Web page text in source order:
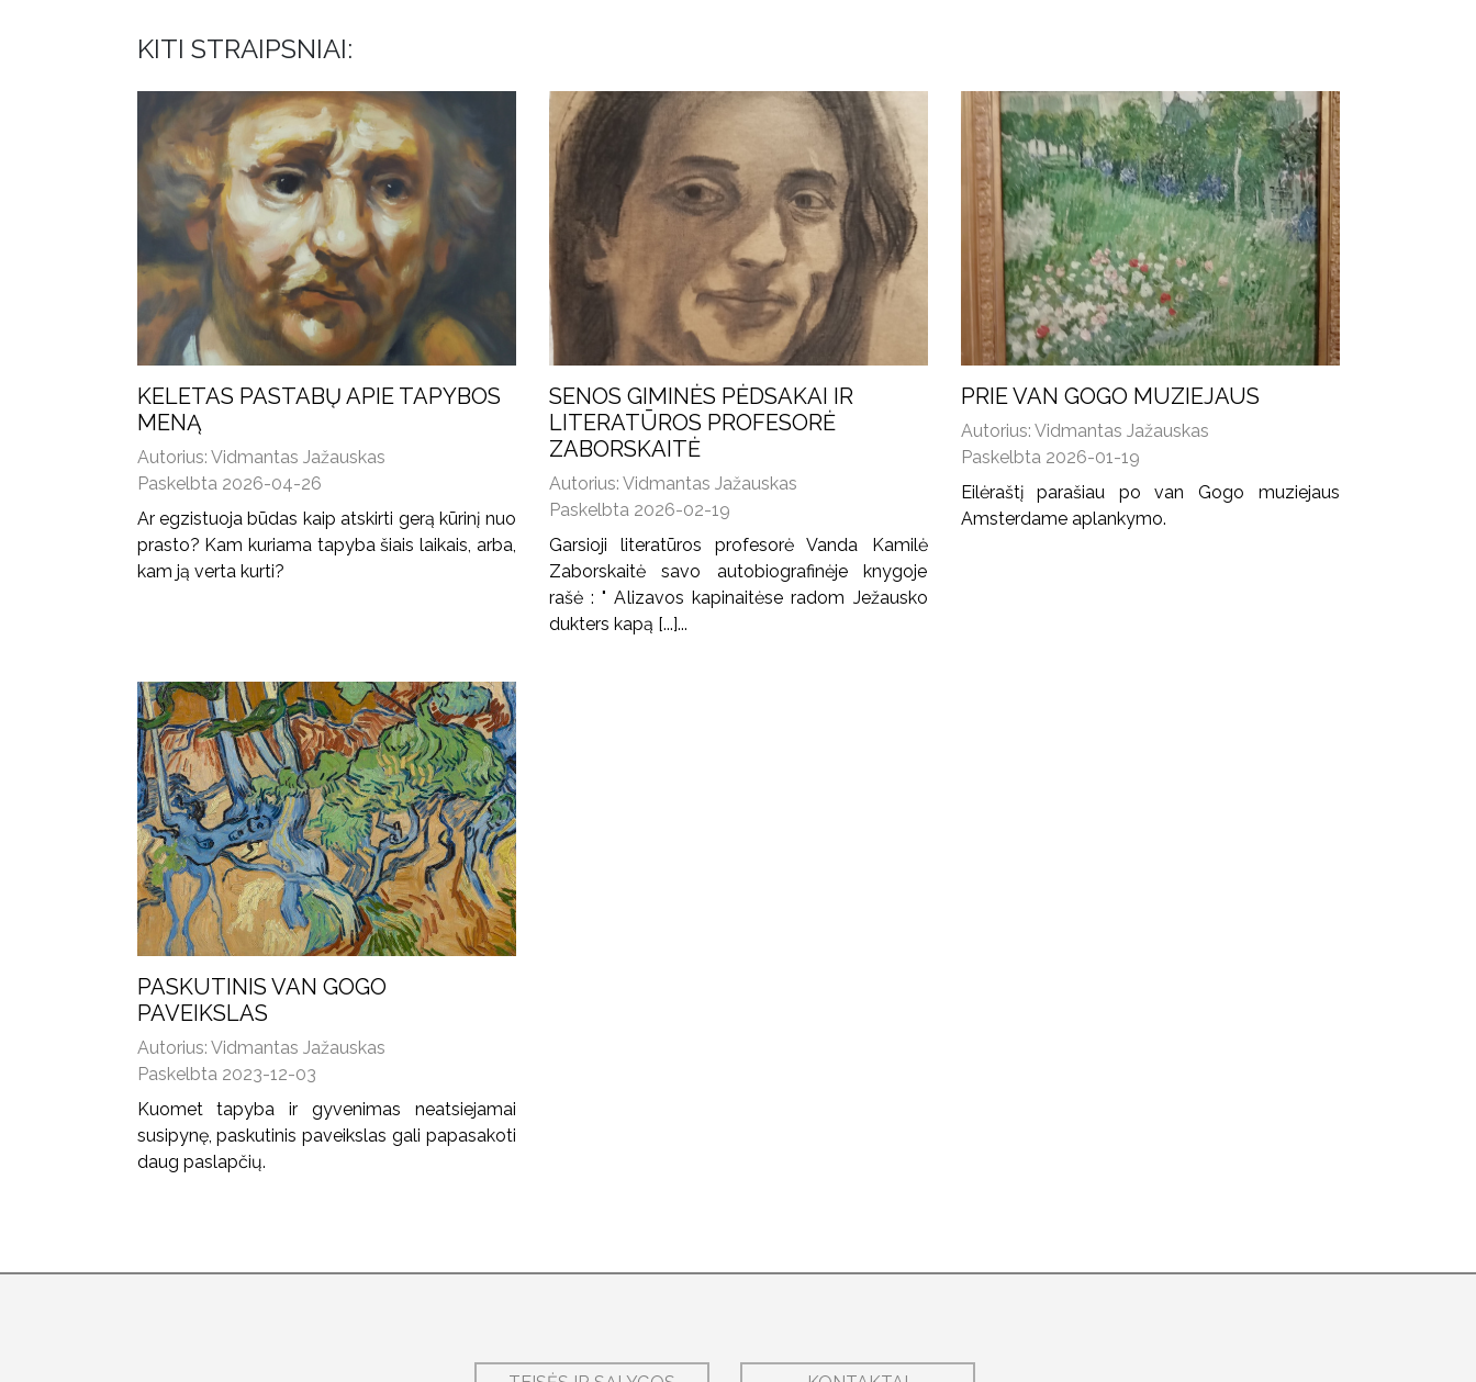
KITI STRAIPSNIAI:
KELETAS PASTABŲ APIE TAPYBOS
MENĄ
Autorius: Vidmantas Jažauskas
Paskelbta 2026-04-26
Ar egzistuoja būdas kaip atskirti gerą kūrinį nuo
prasto? Kam kuriama tapyba šiais laikais, arba,
kam ją verta kurti?
SENOS GIMINĖS PĖDSAKAI IR
LITERATŪROS PROFESORĖ
ZABORSKAITĖ
Autorius: Vidmantas Jažauskas
Paskelbta 2026-02-19
Garsioji literatūros profesorė Vanda Kamilė
Zaborskaitė savo autobiografinėje knygoje
rašė : " Alizavos kapinaitėse radom Ježausko
dukters kapą [...]...
PRIE VAN GOGO MUZIEJAUS
Autorius: Vidmantas Jažauskas
Paskelbta 2026-01-19
Eilėraštį parašiau po van Gogo muziejaus
Amsterdame aplankymo.
PASKUTINIS VAN GOGO
PAVEIKSLAS
Autorius: Vidmantas Jažauskas
Paskelbta 2023-12-03
Kuomet tapyba ir gyvenimas neatsiejamai
susipynę, paskutinis paveikslas gali papasakoti
daug paslapčių.